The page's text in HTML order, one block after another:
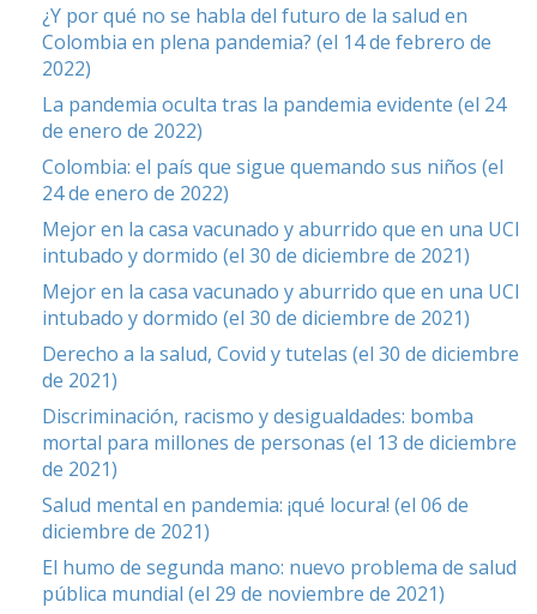
¿Y por qué no se habla del futuro de la salud en
Colombia en plena pandemia? (el 14 de febrero de
2022)
La pandemia oculta tras la pandemia evidente (el 24
de enero de 2022)
Colombia: el país que sigue quemando sus niños (el
24 de enero de 2022)
Mejor en la casa vacunado y aburrido que en una UCI
intubado y dormido (el 30 de diciembre de 2021)
Mejor en la casa vacunado y aburrido que en una UCI
intubado y dormido (el 30 de diciembre de 2021)
Derecho a la salud, Covid y tutelas (el 30 de diciembre
de 2021)
Discriminación, racismo y desigualdades: bomba
mortal para millones de personas (el 13 de diciembre
de 2021)
Salud mental en pandemia: ¡qué locura! (el 06 de
diciembre de 2021)
El humo de segunda mano: nuevo problema de salud
pública mundial (el 29 de noviembre de 2021)